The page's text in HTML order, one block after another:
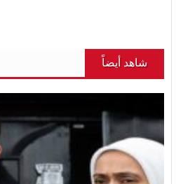
شاهد أيضاً